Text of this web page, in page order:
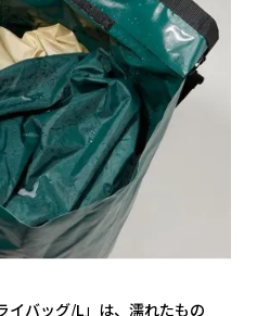
イバッグ/L」は、濡れたもの